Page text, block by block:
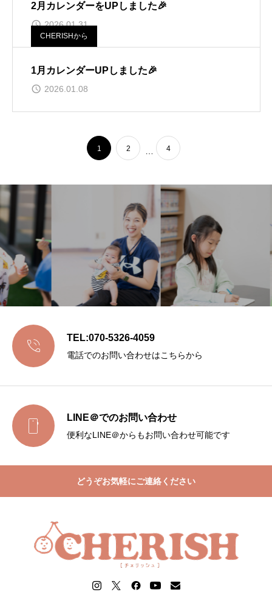
2月カレンダーをUPしました🎉
2026.01.31
CHERISHから
1月カレンダーUPしました🎉
2026.01.08
1 2 4
 TEL:070-5326-4059
電話でのお問い合わせはこちらから
 LINE＠でのお問い合わせ
便利なLINE＠からもお問い合わせ可能です
どうぞお気軽にご連絡ください